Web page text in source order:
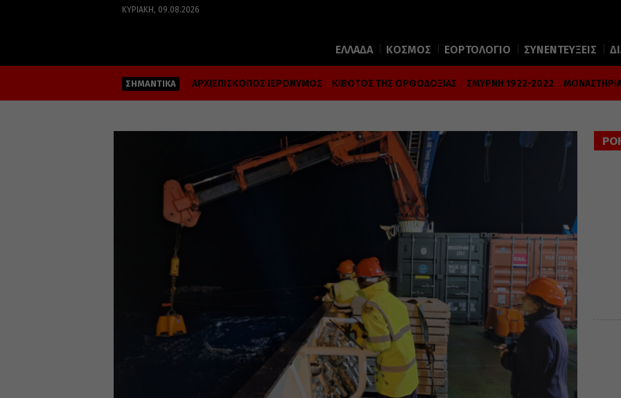
ΚΥΡΙΑΚΉ, 09.08.2026
ΕΛΛΑΔΑ ΚΟΣΜΟΣ ΕΟΡΤΟΛΟΓΙΟ ΣΥΝΕΝΤΕΥΞΕΙΣ
ΣΗΜΑΝΤΙΚΑ ΑΡΧΙΕΠΙΣΚΟΠΟΣ ΙΕΡΩΝΥΜΟΣ ΚΙΒΩΤΟΣ ΤΗΣ ΟΡΘΟΔΟΞΙΑΣ ΣΜΥΡΝΗ 1922-2022